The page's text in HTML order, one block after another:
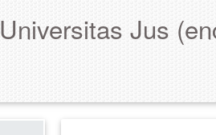
Universitas Jus